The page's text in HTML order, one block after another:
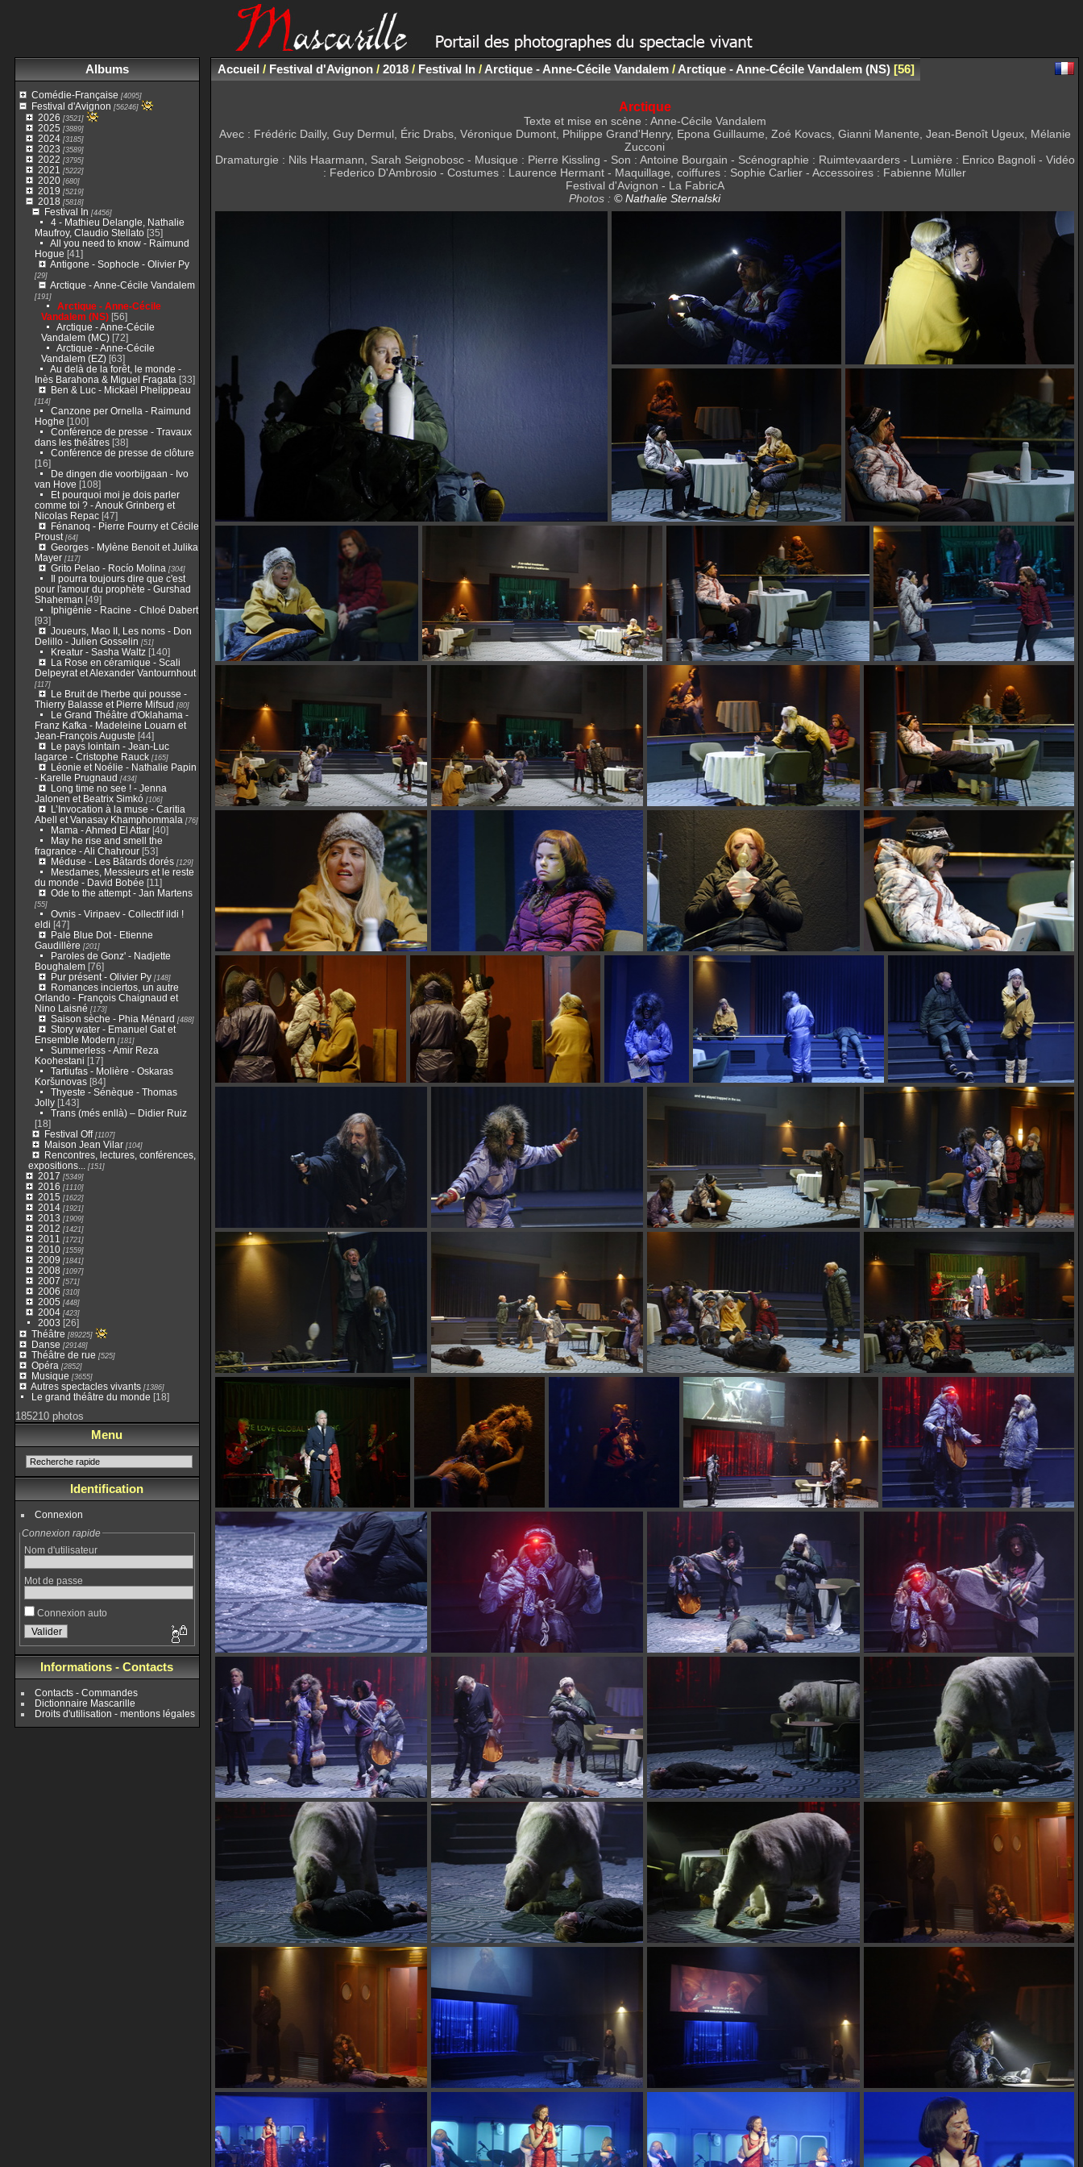
Albums
Comédie-Française [4095]
Festival d'Avignon [56246]
2026 [3521]
2025 [3889]
2024[3185]
2023 [3589]
2022 [3795]
2021 [5222]
2020[680]
2019 [5219]
2018 [5818]
Festival In [4456]
4 - Mathieu Delangle, Nathalie
Maufroy, Claudio Stellato[35]
All you need to know - Raimund
Hogue [41]
Antigone - Sophocle - Olivier Py
[29]
Arctique - Anne-Cécile Vandalem
[191]
Arctique - Anne-Cécile
Vandalem (NS) [56]
Arctique - Anne-Cécile
Vandalem (MC)[72]
Arctique - Anne-Cécile
Vandalem (EZ)[63]
Au delà de la forêt, le monde -
Inès Barahona & Miguel Fragata [33]
Ben & Luc - Mickaël Phelippeau
[114]
Canzone per Ornella - Raimund
Hoghe [100]
Conférence de presse - Travaux
dans les théâtres[38]
Conférence de presse de clôture
[16]
De dingen die voorbijgaan - Ivo
van Hove [108]
Et pourquoi moi je dois parler
comme toi ? - Anouk Grinberg et
Nicolas Repac[47]
Fénanoq - Pierre Fourny et Cécile
Proust[64]
Georges - Mylène Benoit et Julika
Mayer[117]
Grito Pelao - Rocío Molina [304]
Il pourra toujours dire que c'est
pour l'amour du prophète - Gurshad
Shaheman [49]
Iphigénie - Racine - Chloé Dabert
[93]
Joueurs, Mao II, Les noms - Don
Delillo - Julien Gosselin [51]
Kreatur - Sasha Waltz[140]
La Rose en céramique - Scali
Delpeyrat et Alexander Vantournhout
[117]
Le Bruit de l'herbe qui pousse -
Thierry Balasse et Pierre Mifsud [80]
Le Grand Théâtre d'Oklahama -
Franz Kafka - Madeleine Louarn et
Jean-François Auguste [44]
Le pays lointain - Jean-Luc
lagarce - Cristophe Rauck[165]
Léonie et Noélie - Nathalie Papin
- Karelle Prugnaud [434]
Long time no see ! - Jenna
Jalonen et Beatrix Simkó[106]
L’Invocation à la muse - Caritia
Abell et Vanasay Khamphommala [76]
Mama - Ahmed El Attar[40]
May he rise and smell the
fragrance - Ali Chahrour[53]
Méduse - Les Bâtards dorés[129]
Mesdames, Messieurs et le reste
du monde - David Bobée [11]
Ode to the attempt - Jan Martens
[55]
Ovnis - Viripaev - Collectif ildi !
eldi [47]
Pale Blue Dot - Etienne
Gaudillère [201]
Paroles de Gonz' - Nadjette
Boughalem[76]
Pur présent - Olivier Py[148]
Romances inciertos, un autre
Orlando - François Chaignaud et
Nino Laisné [173]
Saison sèche - Phia Ménard [488]
Story water - Emanuel Gat et
Ensemble Modern [181]
Summerless - Amir Reza
Koohestani [17]
Tartiufas - Molière - Oskaras
Koršunovas[84]
Thyeste - Sénèque - Thomas
Jolly[143]
Trans (més enllà) – Didier Ruiz
[18]
Festival Off[1107]
Maison Jean Vilar[104]
Rencontres, lectures, conférences,
expositions...
[151]
2017 [5349]
2016 [1110]
2015 [1622]
2014[1921]
2013 [1909]
2012 [1421]
2011 [1721]
2010[1559]
2009 [1841]
2008 [1097]
2007 [571]
2006 [310]
2005 [448]
2004[423]
2003 [26]
Théâtre [89225]
Danse [29148]
Théâtre de rue [525]
Opéra [2852]
Musique [3655]
Autres spectacles vivants[1386]
Le grand théâtre du monde [18]
185210 photos
Menu
Identification
Connexion
Connexion rapide
Nom d'utilisateur
Mot de passe
Connexion auto
Informations - Contacts
Contacts - Commandes
Dictionnaire Mascarille
Droits d'utilisation - mentions légales
Accueil/ Festival d'Avignon/ 2018/ Festival In/Arctique - Anne-Cécile Vandalem/Arctique - Anne-Cécile Vandalem (NS) 56
Arctique
Texte et mise en scène : Anne-Cécile Vandalem
Avec : Frédéric Dailly, Guy Dermul, Éric Drabs, Véronique Dumont, Philippe Grand'Henry, Epona Guillaume, Zoé Kovacs, Gianni Manente, Jean-Benoît Ugeux, Mélanie
Zucconi
Dramaturgie : Nils Haarmann, Sarah Seignobosc - Musique : Pierre Kissling - Son : Antoine Bourgain - Scénographie : Ruimtevaarders - Lumière : Enrico Bagnoli - Vidéo
: Federico D'Ambrosio - Costumes : Laurence Hermant - Maquillage, coiffures : Sophie Carlier - Accessoires : Fabienne Müller
Festival d'Avignon - La FabricA
Photos : © Nathalie Sternalski